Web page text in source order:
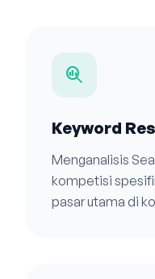
search_insights
Keyword
Menganalisis
kompetisi
pasar utama di